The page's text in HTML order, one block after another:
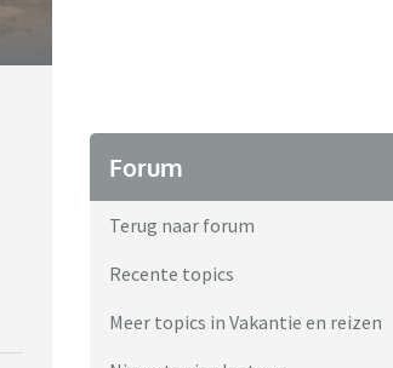
Forum
Terug naar forum
Recente topics
Meer topics in Vakantie en reizen